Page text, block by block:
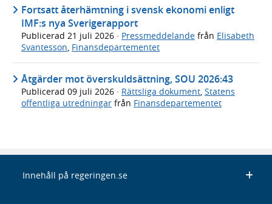
Fortsatt återhämtning i svensk ekonomi enligt
IMF:s nya Sverigerapport
Publicerad 21 juli 2026 · Pressmeddelande från Elisabeth
Svantesson, Finansdepartementet
Åtgärder mot överskuldsättning, SOU 2026:43
Publicerad 09 juli 2026 · Rättsliga dokument, Statens
offentliga utredningar från Finansdepartementet
Innehåll på regeringen.se